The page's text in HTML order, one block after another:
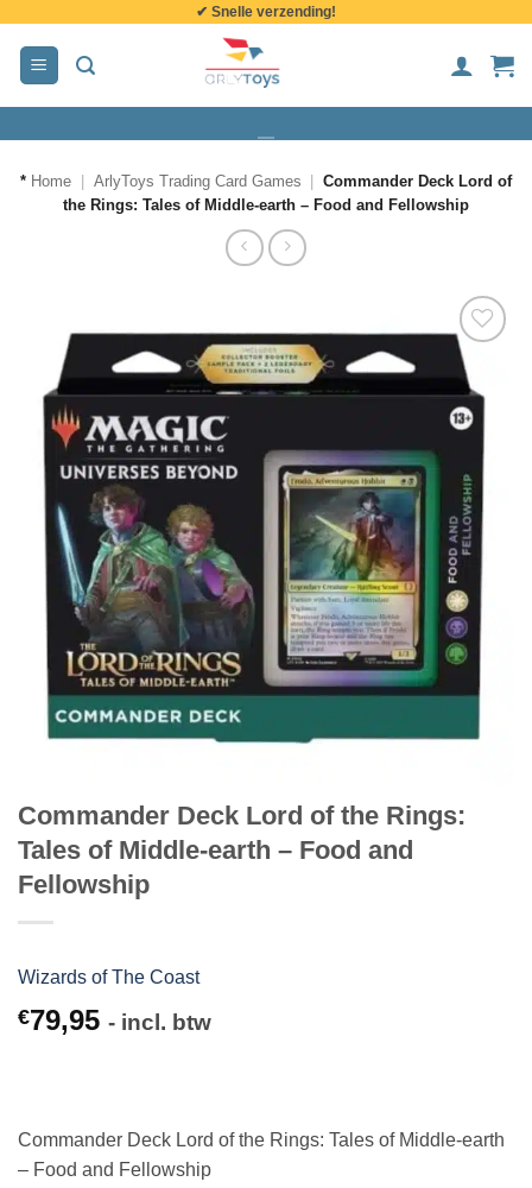
inhoud
✔ Snelle verzending!
* Home ArlyToys Trading Card Games
Commander Deck Lord of
the Rings: Tales of Middle-earth – Food and Fellowship
Commander Deck Lord of the Rings:
Tales of Middle-earth – Food and
Fellowship
Wizards of The Coast
€79,95 - incl. btw
Commander Deck Lord of the Rings: Tales of Middle-earth
– Food and Fellowship